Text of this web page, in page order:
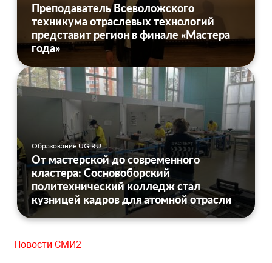
Преподаватель Всеволожского
техникума отраслевых технологий
представит регион в финале «Мастера
года»
Образование UG.RU
От мастерской до современного
кластера: Сосновоборский
политехнический колледж стал
кузницей кадров для атомной отрасли
Новости СМИ2